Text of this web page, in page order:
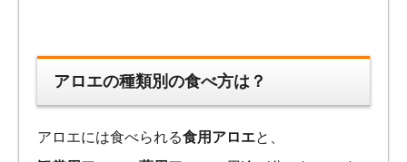
アロエの種類別の食べ方は？
アロエには食べられる食用アロエと、